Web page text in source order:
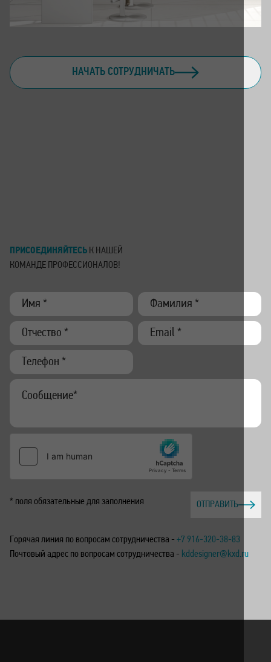
НАЧАТЬ СОТРУДНИЧАТЬ
ПРИСОЕДИНЯЙТЕСЬ К НАШЕЙ
КОМАНДЕ ПРОФЕССИОНАЛОВ!
* поля обязательные для заполнения ОТПРАВИТЬ
Горячая линия по вопросам сотрудничества - +7 916-320-38-83
Почтовый адрес по вопросам сотрудничества - kddesigner@kxd.ru